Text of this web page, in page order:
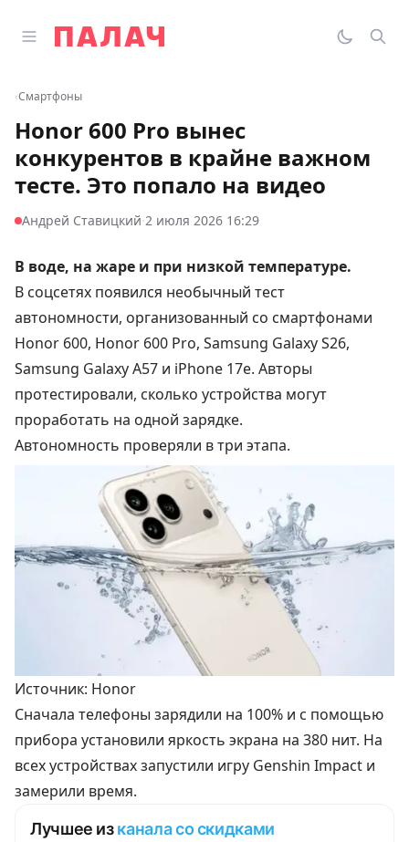
Открыть главное меню
Палач
‹Смартфоны
Honor 600 Pro вынес
конкурентов в крайне важном
тесте. Это попало на видео
Андрей Ставицкий·2 июля 2026 16:29
В воде, на жаре и при низкой температуре.
В соцсетях появился необычный тест
автономности, организованный со смартфонами
Honor 600, Honor 600 Pro, Samsung Galaxy S26,
Samsung Galaxy A57 и iPhone 17e. Авторы
протестировали, сколько устройства могут
проработать на одной зарядке.
Автономность проверяли в три этапа.
Источник: Honor
Сначала телефоны зарядили на 100% и с помощью
прибора установили яркость экрана на 380 нит. На
всех устройствах запустили игру Genshin Impact и
замерили время.
Лучшее изканала со скидками